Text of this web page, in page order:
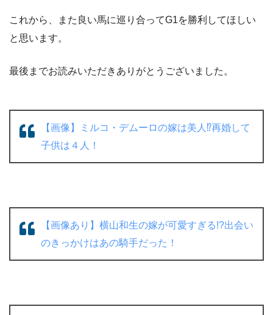
これから、また良い馬に巡り合ってG1を勝利してほしい
と思います。
最後までお読みいただきありがとうございました。
【画像】ミルコ・デムーロの嫁は美人⁉︎再婚して
子供は４人！
【画像あり】横山和生の嫁が可愛すぎる!?出会い
のきっかけはあの騎手だった！